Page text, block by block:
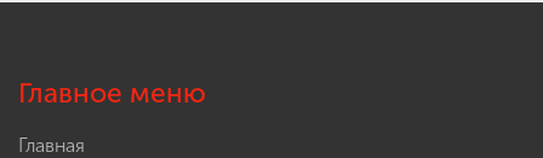
Главное меню
Главная